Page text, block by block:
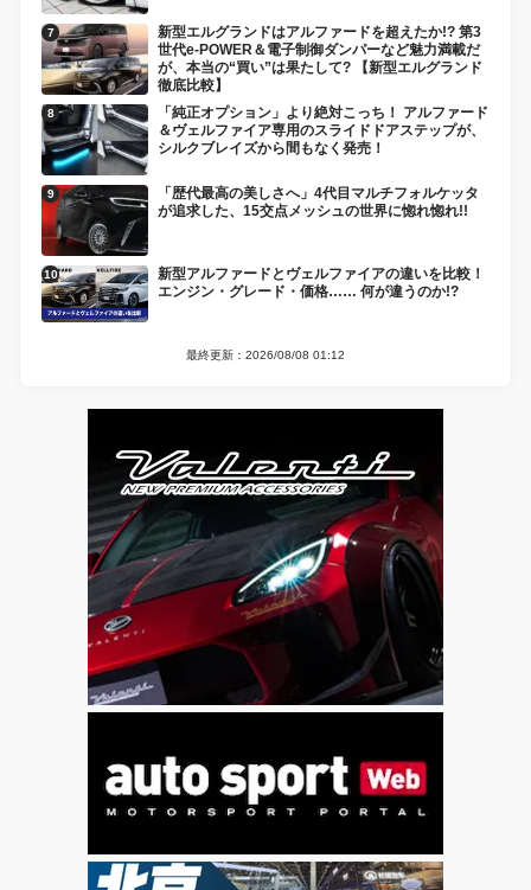
新型エルグランドはアルファードを超えたか!? 第3
世代e-POWER＆電子制御ダンパーなど魅力満載だ
が、本当の“買い”は果たして? 【新型エルグランド
徹底比較】
「純正オプション」より絶対こっち！ アルファード
＆ヴェルファイア専用のスライドドアステップが、
シルクブレイズから間もなく発売！
「歴代最高の美しさへ」4代目マルチフォルケッタ
が追求した、15交点メッシュの世界に惚れ惚れ!!
新型アルファードとヴェルファイアの違いを比較！
エンジン・グレード・価格…… 何が違うのか!?
最終更新：2026/08/08 01:12